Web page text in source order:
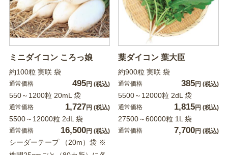
ミニダイコン ころっ娘
約100粒 実咲 袋
通常価格 495円 (税込)
550～1200粒 20mL 袋
通常価格 1,727円 (税込)
5500～12000粒 2dL 袋
通常価格 16,500円 (税込)
シーダーテープ （20m）袋 ※
葉ダイコン 葉大臣
約900粒 実咲 袋
通常価格 385円 (税込)
5500～12000粒 2dL 袋
通常価格 1,815円 (税込)
27500～60000粒 1L 袋
通常価格 7,700円 (税込)